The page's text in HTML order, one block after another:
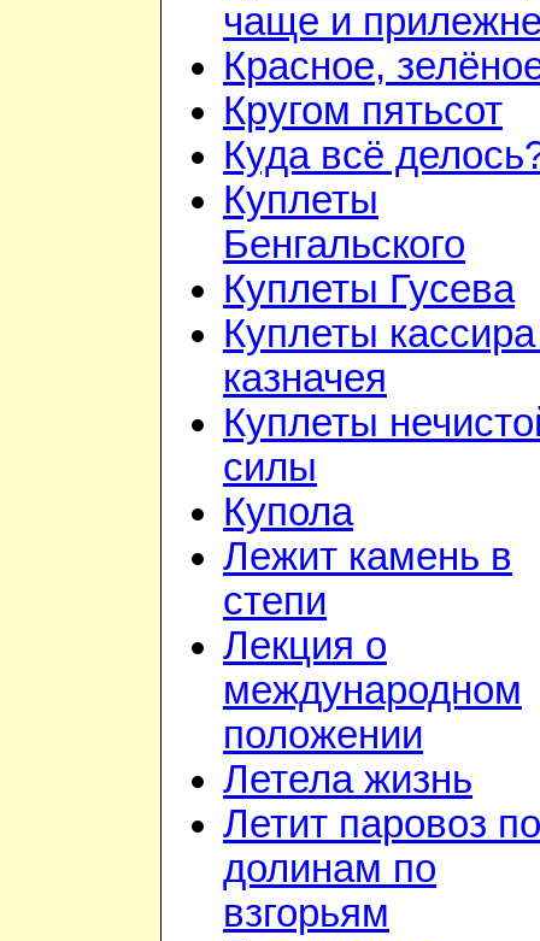
чаще и
Красное,
Кругом пятьсот
Куда всё
Куплеты
Бенгальского
Куплеты Гусева
Куплеты
казначея
Куплеты
силы
Купола
Лежит камень в
степи
Лекция о
международном
положении
Летела жизнь
Летит паровоз по
долинам по
взгорьям